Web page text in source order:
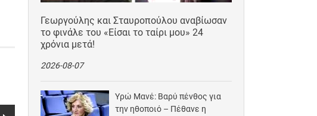
Γεωργούλης και Σταυροπούλου αναβίωσαν
το φινάλε του «Είσαι το ταίρι μου» 24
χρόνια μετά!
2026-08-07
Υρώ Μανέ: Βαρύ πένθος για
την ηθοποιό – Πέθανε η